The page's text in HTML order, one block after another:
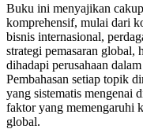
Buku ini menyajikan
komprehensif, mulai dari
bisnis internasional,
strategi pemasaran global,
dihadapi perusahaan
Pembahasan setiap topik
yang sistematis mengenai
faktor yang memengaruhi
global.